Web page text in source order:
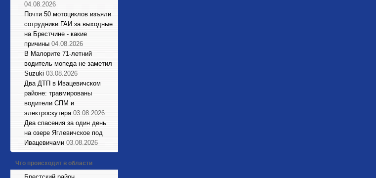
04.08.2026
Почти 50 мотоциклов изъяли
сотрудники ГАИ за выходные
на Брестчине - какие
причины 04.08.2026
В Малорите 71-летний
водитель мопеда не заметил
Suzuki 03.08.2026
Два ДТП в Ивацевичском
районе: травмированы
водители СПМ и
электроскутера 03.08.2026
Два спасения за один день
на озере Яглевичское под
Ивацевичами 03.08.2026
Что происходит в области